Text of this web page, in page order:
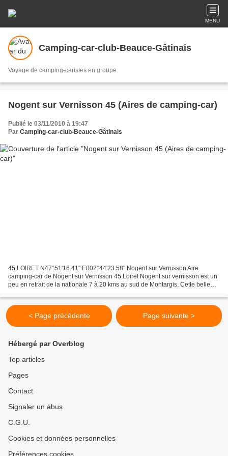
MENU
Camping-car-club-Beauce-Gâtinais
Voyage de camping-caristes en groupe.
Nogent sur Vernisson 45 (Aires de camping-car)
Publié le 03/11/2010 à 19:47
Par Camping-car-club-Beauce-Gâtinais
45 LOIRET N47°51'16.41" E002°44'23.58" Nogent sur Vernisson Aire
camping-car de Nogent sur Vernisson 45 Loiret Nogent sur vernisson est un
peu en retrait de la nationale 7 à 20 kms au sud de Montargis. Cette belle
< Page précédente Page suivante >
Hébergé par Overblog
Top articles
Pages
Contact
Signaler un abus
C.G.U.
Cookies et données personnelles
Préférences cookies